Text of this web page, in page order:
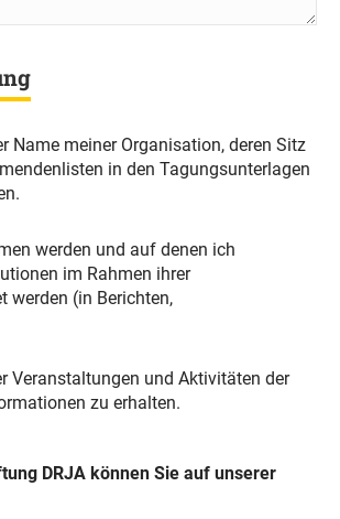
Name meiner Organisation, deren Sitz
in den Tagungsunterlagen
werden und auf denen ich
im Rahmen ihrer
werden (in Berichten,
Veranstaltungen und Aktivitäten der
zu erhalten.
DRJA können Sie auf unserer